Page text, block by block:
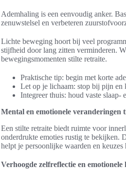
Ademhaling is een eenvoudig anker.
zenuwstelsel en verbeteren
Lichte beweging hoort bij veel
stijfheid door lang zitten verminderen.
bewegingsmomenten stilte retraite.
Praktische tip: begin met korte
Let op je lichaam: stop bij pijn en
Integreer thuis: houd vaste
Mental en emotionele veranderingen
Een stilte retraite biedt ruimte voor
onderdrukte emoties rustig te bekijken.
helpt je persoonlijke waarden en keuzes
Verhoogde zelfreflectie en emotionele